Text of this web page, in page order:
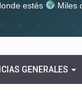
estés
Miles
GENERALES